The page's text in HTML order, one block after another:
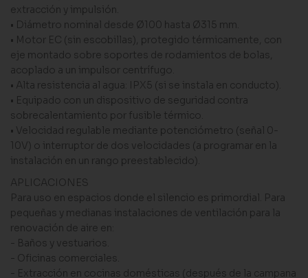
extracción y impulsión.
• Diámetro nominal desde Ø100 hasta Ø315 mm.
• Motor EC (sin escobillas), protegido térmicamente, con
eje montado sobre soportes de rodamientos de bolas,
acoplado a un impulsor centrífugo.
• Alta resistencia al agua: IPX5 (si se instala en conducto).
• Equipado con un dispositivo de seguridad contra
sobrecalentamiento por fusible térmico.
• Velocidad regulable mediante potenciómetro (señal 0-
10V) o interruptor de dos velocidades (a programar en la
instalación en un rango preestablecido).
APLICACIONES
Para uso en espacios donde el silencio es primordial. Para
pequeñas y medianas instalaciones de ventilación para la
renovación de aire en:
- Baños y vestuarios.
- Oficinas comerciales.
- Extracción en cocinas domésticas (después de la campana